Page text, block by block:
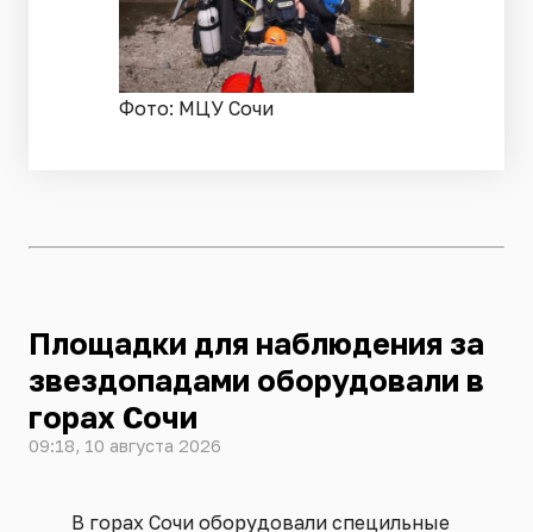
Фото: МЦУ Сочи
Площадки для наблюдения за
звездопадами оборудовали в
горах Сочи
09:18, 10 августа 2026
В горах Сочи оборудовали специльные